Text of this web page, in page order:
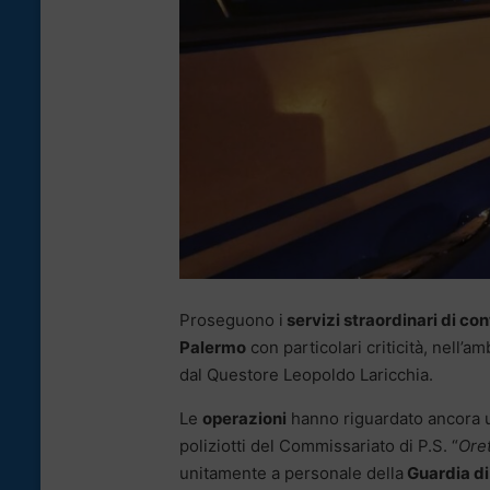
Proseguono i servizi straordinari di
Palermo con particolari criticità,
dal Questore Leopoldo Laricchia.
Le operazioni hanno riguardato
poliziotti del Commissariato di P.S. “
unitamente a personale della Guardia